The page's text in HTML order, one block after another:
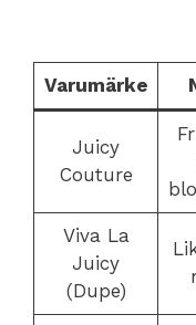
Varumärke
Juicy
Couture
Viva La
Juicy
(Dupe)